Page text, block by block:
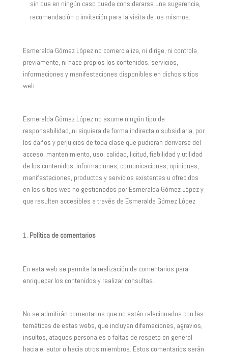
sin que en ningún caso pueda considerarse una sugerencia,
recomendación o invitación para la visita de los mismos.
Esmeralda Gómez López no comercializa, ni dirige, ni controla
previamente, ni hace propios los contenidos, servicios,
informaciones y manifestaciones disponibles en dichos sitios
web.
Esmeralda Gómez López no asume ningún tipo de
responsabilidad, ni siquiera de forma indirecta o subsidiaria, por
los daños y perjuicios de toda clase que pudieran derivarse del
acceso, mantenimiento, uso, calidad, licitud, fiabilidad y utilidad
de los contenidos, informaciones, comunicaciones, opiniones,
manifestaciones, productos y servicios existentes u ofrecidos
en los sitios web no gestionados por Esmeralda Gómez López y
que resulten accesibles a través de Esmeralda Gómez López
Política de comentarios
En esta web se permite la realización de comentarios para
enriquecer los contenidos y realizar consultas.
No se admitirán comentarios que no estén relacionados con las
temáticas de estas webs, que incluyan difamaciones, agravios,
insultos, ataques personales o faltas de respeto en general
hacia el autor o hacia otros miembros. Estos comentarios serán